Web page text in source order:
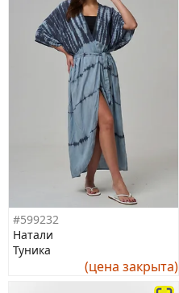
#599232
Натали
Туника
(цена закрыта)